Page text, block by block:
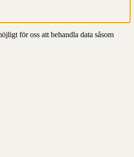
för oss att behandla data såsom